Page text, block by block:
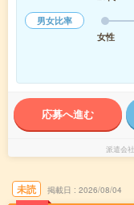
男女比率
女性
応募へ進む
派遣会社
未読 掲載日 2026/08/04